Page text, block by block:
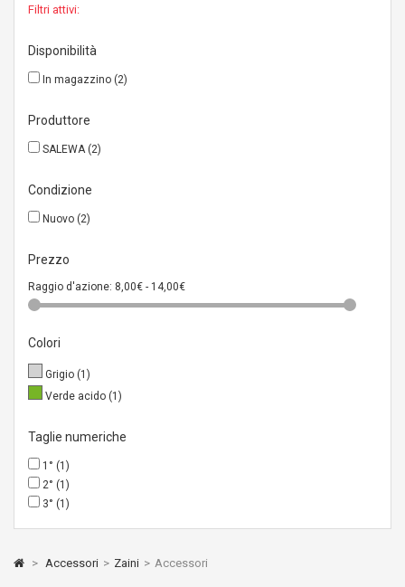
Filtri attivi:
Disponibilità
In magazzino (2)
Produttore
SALEWA(2)
Condizione
Nuovo (2)
Prezzo
Raggio d'azione: 8,00€ - 14,00€
Colori
Grigio (1)
Verde acido (1)
Taglie numeriche
1° (1)
2° (1)
3° (1)
> Accessori > Zaini > Accessori